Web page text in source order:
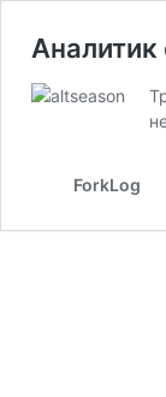
Аналитик
ForkLog